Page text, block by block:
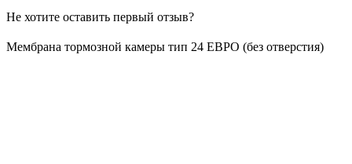
Не хотите оставить первый отзыв?
Мембрана тормозной камеры тип 24 ЕВРО (без отверстия)